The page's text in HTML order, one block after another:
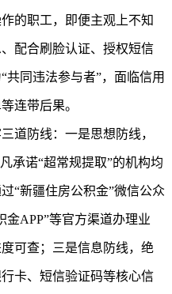
的职工，即便主观上不知
配合刷脸认证、授权短信
同违法参与者”，面临信用
连带后果。
道防线：一是思想防线，
承诺“超常规提取”的机构均
“新疆住房公积金”微信公众
金APP”等官方渠道办理业
可查；三是信息防线，绝
卡、短信验证码等核心信